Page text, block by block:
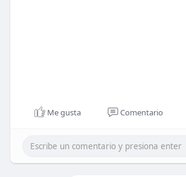
Me gusta Comentario